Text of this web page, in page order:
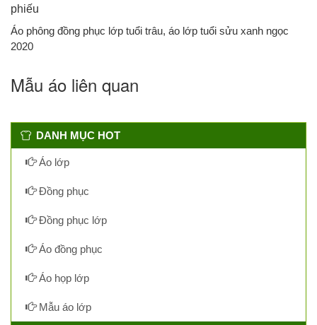
phiếu
Áo phông đồng phục lớp tuổi trâu, áo lớp tuổi sửu xanh ngọc
2020
Mẫu áo liên quan
DANH MỤC HOT
Áo lớp
Đồng phục
Đồng phục lớp
Áo đồng phục
Áo họp lớp
Mẫu áo lớp